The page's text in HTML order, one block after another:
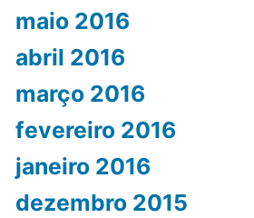
maio 2016
abril 2016
março 2016
fevereiro 2016
janeiro 2016
dezembro 2015